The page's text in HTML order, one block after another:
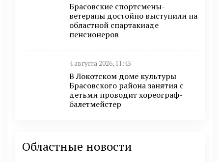
Брасовские спортсмены-
ветераны достойно выступили на
областной спартакиаде
пенсионеров
4 августа 2026, 11:45
В Локотском доме культуры
Брасовского района занятия с
детьми проводит хореограф-
балетмейстер
Областные новости